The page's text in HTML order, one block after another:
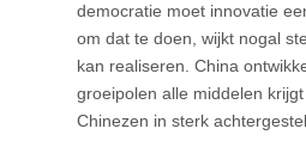
democratie moet innovatie
om dat te doen, wijkt nogal
kan realiseren. China
groeipolen alle middelen
Chinezen in sterk